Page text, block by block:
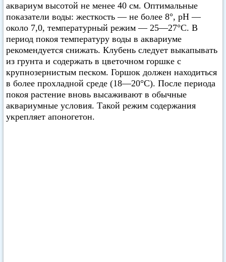
аквариум высотой не менее 40 см. Оптимальные
показатели воды: жесткость — не более 8°, pH —
около 7,0, температурный режим — 25—27°C. В
период покоя температуру воды в аквариуме
рекомендуется снижать. Клубень следует выкапывать
из грунта и содержать в цветочном горшке с
крупнозернистым песком. Горшок должен находиться
в более прохладной среде (18—20°C). После периода
покоя растение вновь высаживают в обычные
аквариумные условия. Такой режим содержания
укрепляет апоногетон.